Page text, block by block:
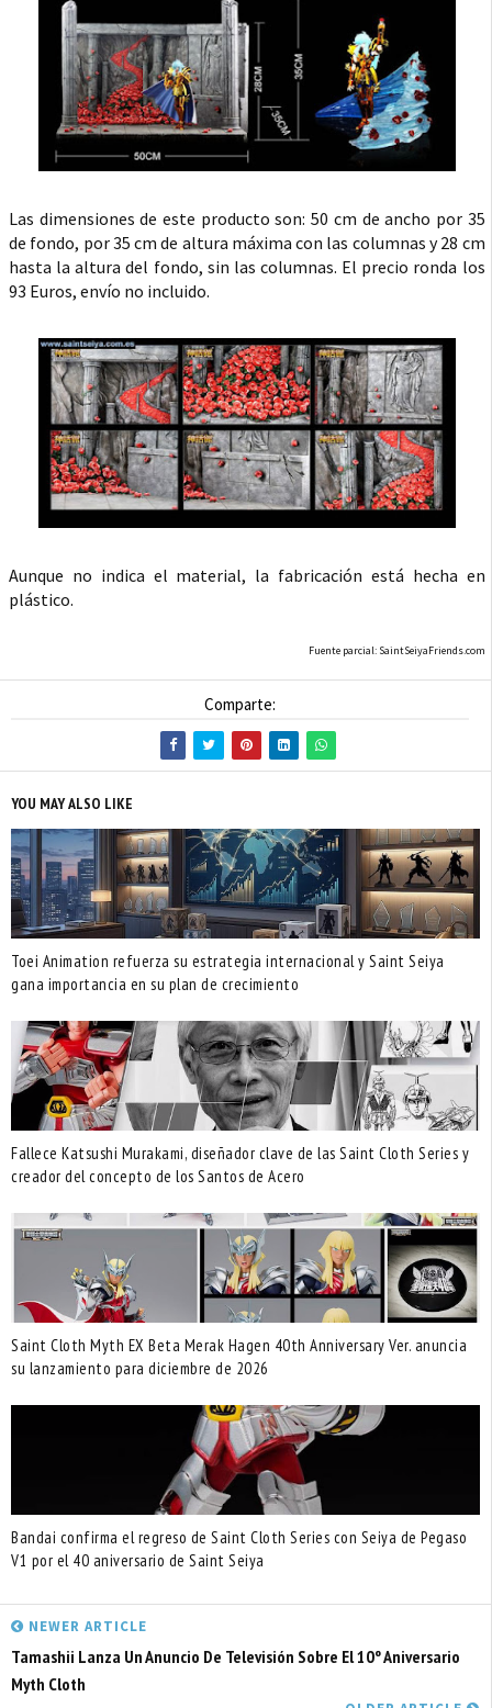
Las dimensiones de este producto son: 50 cm de ancho por 35
de fondo, por 35 cm de altura máxima con las columnas y 28 cm
hasta la altura del fondo, sin las columnas. El precio ronda los
93 Euros, envío no incluido.
Aunque no indica el material, la fabricación está hecha en
plástico.
Fuente parcial: SaintSeiyaFriends.com
Comparte:
YOU MAY ALSO LIKE
Toei Animation refuerza su estrategia internacional y Saint Seiya
gana importancia en su plan de crecimiento
Fallece Katsushi Murakami, diseñador clave de las Saint Cloth Series y
creador del concepto de los Santos de Acero
Saint Cloth Myth EX Beta Merak Hagen 40th Anniversary Ver. anuncia
su lanzamiento para diciembre de 2026
Bandai confirma el regreso de Saint Cloth Series con Seiya de Pegaso
V1 por el 40 aniversario de Saint Seiya
NEWER ARTICLE
Tamashii Lanza Un Anuncio De Televisión Sobre El 10º Aniversario
Myth Cloth